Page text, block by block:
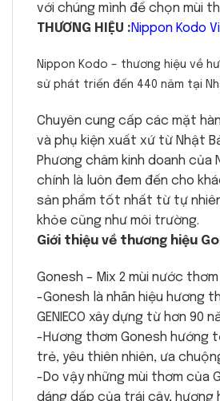
với chúng mình để chọn mùi
THƯƠNG HIỆU :Nippon Kodo
Nippon Kodo – thương hiệu về
sử phát triển đến 440 năm tại
Chuyên cung cấp các mặt
và phụ kiện xuất xứ từ Nhật
Phương châm kinh doanh của
chính là luôn đem đến cho
sản phẩm tốt nhất từ tự
khỏe cũng như môi trường.
Giới thiệu về thương hiệu
Gonesh – Mix 2 mùi nước
-Gonesh là nhãn hiệu hương
GENIECO xây dựng từ hơn 90
-Hương thơm Gonesh hướng
trẻ, yêu thiên nhiên, ưa
-Do vậy những mùi thơm của
dáng dấp của trái cây, hương